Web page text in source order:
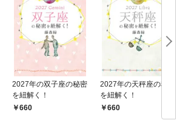
2027年の双子座の秘密
を紐解く！
660
2027年の天秤座の秘密
を紐解く！
660